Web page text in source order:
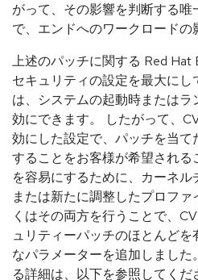
がって、その影響を判断する
で、エンドへのワークロードの
上述のパッチに関する Red Hat
セキュリティの設定を最大にし
は、システムの起動時または
効にできます。 したがって、
効にした設定で、パッチを当
することをお客様が希望され
を容易にするために、カーネル
または新たに調整したプロフ
くはその両方を行うことで、
ュリティーパッチのほとんど
なパラメーターを追加しまし
る詳細は、以下を参照してくだ